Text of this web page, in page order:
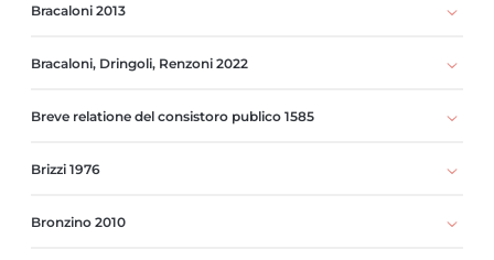
Bracaloni 2013
Bracaloni, Dringoli, Renzoni 2022
Breve relatione del consistoro publico 1585
Brizzi 1976
Bronzino 2010